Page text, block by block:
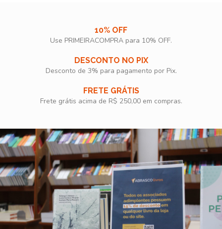
10% OFF
Use PRIMEIRACOMPRA para 10% OFF.​
DESCONTO NO PIX
Desconto de 3% para pagamento por Pix.
FRETE GRÁTIS
Frete grátis acima de R$ 250,00 em compras.